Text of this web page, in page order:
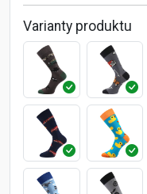
Varianty produktu